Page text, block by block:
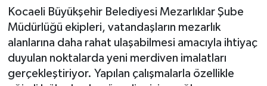
Kocaeli Büyükşehir Belediyesi Mezarlıklar Şube
Müdürlüğü ekipleri, vatandaşların mezarlık
alanlarına daha rahat ulaşabilmesi amacıyla ihtiyaç
duyulan noktalarda yeni merdiven imalatları
gerçekleştiriyor. Yapılan çalışmalarla özellikle
Son Dakika Haberleri
Haber Arşivi